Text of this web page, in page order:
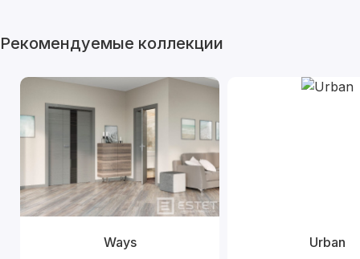
Рекомендуемые коллекции
Ways Urban